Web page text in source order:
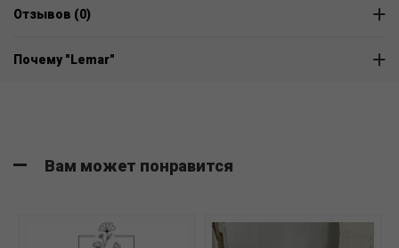
Отзывов (0)
Почему "Lemar"
Вам может понравится